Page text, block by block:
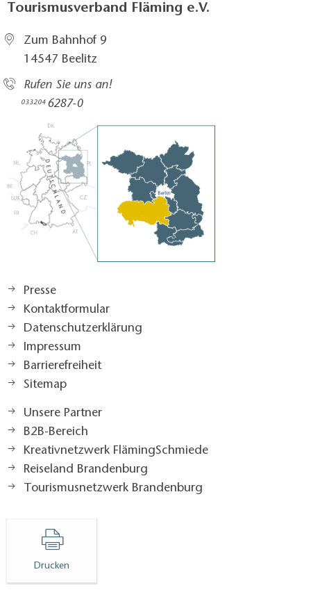
Tourismusverband Fläming e.V.
Zum Bahnhof 9
14547 Beelitz
Rufen Sie uns an!
033204 6287-0
Presse
Kontaktformular
Datenschutzerklärung
Impressum
Barrierefreiheit
Sitemap
Unsere Partner
B2B-Bereich
Kreativnetzwerk FlämingSchmiede
Reiseland Brandenburg
Tourismusnetzwerk Brandenburg
Drucken